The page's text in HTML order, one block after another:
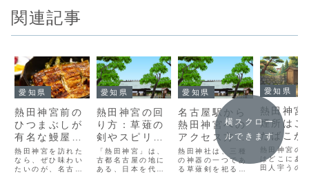
関連記事
愛知県
熱田神宮前の
ひつまぶしが
有名な鰻屋：
予約と値段
熱田神宮を訪れた
なら、ぜひ味わい
たいのが、名古屋
愛知県
熱田神宮の回
り方：草薙の
剣やスピリチ
ュアル体験
「熱田神宮」は、
古都名古屋の地に
ある、日本を代表
愛知県
名古屋駅から
熱田神宮への
アクセス方
法：地下鉄最
寄り駅と電車
の場合
熱田神社は、三種
の神器の一つであ
る草薙剣を祀る由
愛知県
熱田神宮
煙所はこ
たばこが
る2つの
と注意点
介
熱田神宮の
はどこにあ
田人宇うの
横スクロー
ルできます